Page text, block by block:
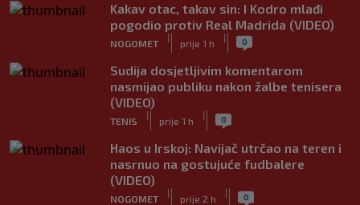
Kakav otac, takav sin: I Kodro mlađi
pogodio protiv Real Madrida (VIDEO)
NOGOMET
|
prije 1 h
| 0
Sudija dosjetljivim komentarom
nasmijao publiku nakon žalbe tenisera
(VIDEO)
TENIS
|
prije 1 h
| 0
Haos u Irskoj: Navijač utrčao na teren i
nasrnuo na gostujuće fudbalere
(VIDEO)
NOGOMET
|
prije 2 h
| 0